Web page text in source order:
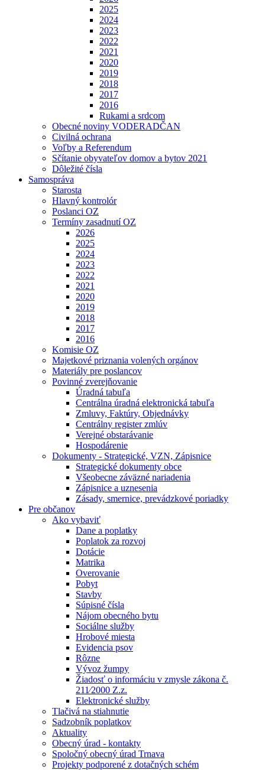
2025
2024
2023
2022
2021
2020
2019
2018
2017
2016
Rukami a srdcom
Obecné noviny VODERADČAN
Civilná ochrana
Voľby a Referendum
Sčítanie obyvateľov domov a bytov 2021
Dôležité čísla
Samospráva
Starosta
Hlavný kontrolór
Poslanci OZ
Termíny zasadnutí OZ
2026
2025
2024
2023
2022
2021
2020
2019
2018
2017
2016
Komisie OZ
Majetkové priznania volených orgánov
Materiály pre poslancov
Povinné zverejňovanie
Úradná tabuľa
Centrálna úradná elektronická tabuľa
Zmluvy, Faktúry, Objednávky
Centrálny register zmlúv
Verejné obstarávanie
Hospodárenie
Dokumenty - Strategické, VZN, Zápisnice
Strategické dokumenty obce
Všeobecne záväzné nariadenia
Zápisnice a uznesenia
Zásady, smernice, prevádzkové poriadky
Pre občanov
Ako vybaviť
Dane a poplatky
Poplatok za rozvoj
Dotácie
Matrika
Overovanie
Pobyt
Stavby
Súpisné čísla
Nájom obecného bytu
Sociálne služby
Hrobové miesta
Evidencia psov
Rôzne
Vývoz žumpy
Žiadosť o informáciu v zmysle zákona č.
211⁄2000 Z.z.
Elektronické služby
Tlačivá na stiahnutie
Sadzobník poplatkov
Aktuality
Obecný úrad - kontakty
Spoločný obecný úrad Trnava
Projekty podporené z dotačných schém